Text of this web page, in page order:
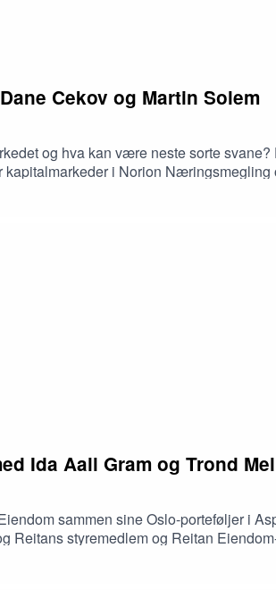
Cekov og Martin Solem
og hva kan være neste sorte
i Norion
hvor langt unna priskrysset for
Ida Aall Gram og Trond
sammen sine Oslo-porteføljer i
Reitans styremedlem og Reitan
verdibasert styring. Trond vil være en
mange partnere, krevende